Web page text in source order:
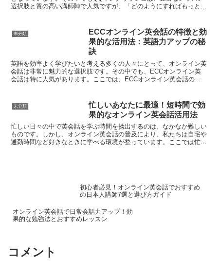
選択肢と質の高い講師陣で人気ですが、「どのようにすればもっと効
未分類
ECCオンライン英会話の特徴と効
果的な活用法：英語力アップの秘
訣
英語を効率よく学びたいと考える多くの人々にとって、オンライン英
会話は非常に魅力的な選択肢です。その中でも、ECCオンライン英
会話は特に人気があります。ここでは、ECCオンライン英会話の特
未分類
忙しいあなたに最適！短時間で効
果的なオンライン英会話活用法
忙しい日々の中で英会話を学ぶ時間を捻出するのは、なかなか難しい
ものです。しかし、オンライン英会話の普及により、私たちは自宅や
通勤時間など好きなときに学べる環境が整っています。ここでは忙し
初心者必見！オンライン英会話でおすすめ
の日本人講師7選と選び方ガイド
オンライン英会話で日常会話力アップ！効
果的な勉強法とおすすめレッスン
コメント